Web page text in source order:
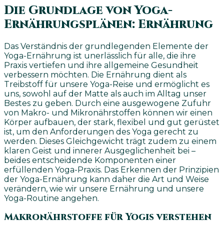
Die Grundlage von Yoga-
Ernährungsplänen: Ernährung
Das Verständnis der grundlegenden Elemente der
Yoga-Ernährung ist unerlässlich für alle, die ihre
Praxis vertiefen und ihre allgemeine Gesundheit
verbessern möchten. Die Ernährung dient als
Treibstoff für unsere Yoga-Reise und ermöglicht es
uns, sowohl auf der Matte als auch im Alltag unser
Bestes zu geben. Durch eine ausgewogene Zufuhr
von Makro- und Mikronährstoffen können wir einen
Körper aufbauen, der stark, flexibel und gut gerüstet
ist, um den Anforderungen des Yoga gerecht zu
werden. Dieses Gleichgewicht trägt zudem zu einem
klaren Geist und innerer Ausgeglichenheit bei –
beides entscheidende Komponenten einer
erfüllenden Yoga-Praxis. Das Erkennen der Prinzipien
der Yoga-Ernährung kann daher die Art und Weise
verändern, wie wir unsere Ernährung und unsere
Yoga-Routine angehen.
Makronährstoffe für Yogis verstehen